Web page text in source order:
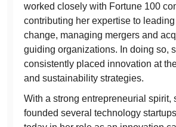
worked closely with Fortune 100
contributing her expertise to
change, managing mergers and
guiding organizations. In doing so,
consistently placed innovation at
and sustainability strategies.
With a strong entrepreneurial spirit,
founded several technology